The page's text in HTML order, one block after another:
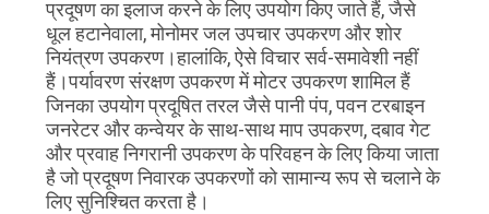
की
विनती
करे
साइटमैप
प्रदूषण का इलाज करने के लिए उपयोग किए जाते हैं, जैसे
धूल हटानेवाला, मोनोमर जल उपचार उपकरण और शोर
नियंत्रण उपकरण।हालांकि, ऐसे विचार सर्व-समावेशी नहीं
हैं।पर्यावरण संरक्षण उपकरण में मोटर उपकरण शामिल हैं
जिनका उपयोग प्रदूषित तरल जैसे पानी पंप, पवन टरबाइन
जनरेटर और कन्वेयर के साथ-साथ माप उपकरण, दबाव गेट
और प्रवाह निगरानी उपकरण के परिवहन के लिए किया जाता
है जो प्रदूषण निवारक उपकरणों को सामान्य रूप से चलाने के
लिए सुनिश्चित करता है।